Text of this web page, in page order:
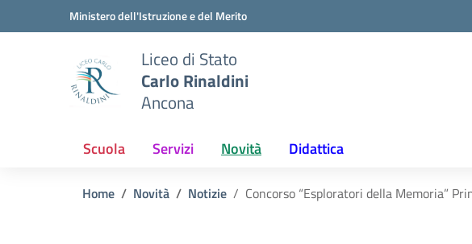
Vai ai contenuti
Vai al menu di navigazioneMinistero dell'Istruzione e del Merito
Liceo di Stato
Carlo Rinaldini
Ancona
Scuola Servizi Novità Didattica
Home Novità Notizie Concorso “Esploratori della Memoria”